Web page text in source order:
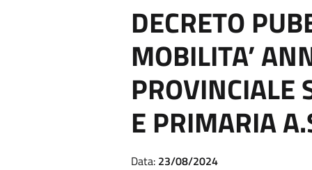
DECRETO
MOBILITA’
PROVINCIALE
E PRIMARIA
Data: 23/08/2024